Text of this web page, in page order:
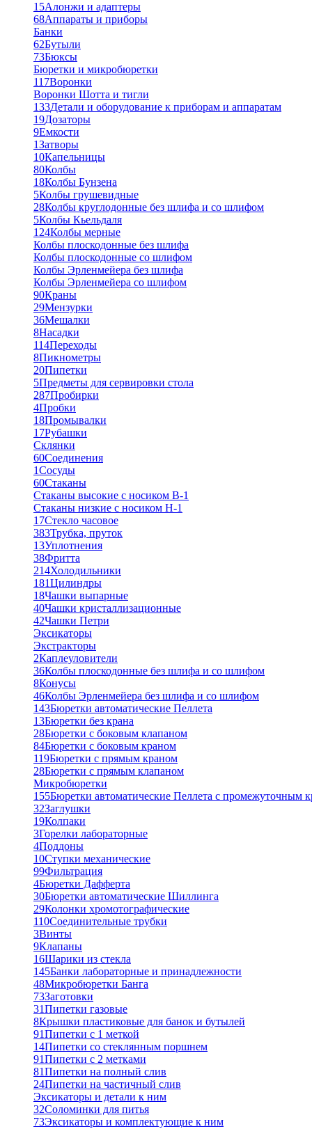
15Алонжи и адаптеры
68Аппараты и приборы
Банки
62Бутыли
73Бюксы
Бюретки и микробюретки
117Воронки
Воронки Шотта и тигли
133Детали и оборудование к приборам и аппаратам
19Дозаторы
9Емкости
1Затворы
10Капельницы
80Колбы
18Колбы Бунзена
5Колбы грушевидные
28Колбы круглодонные без шлифа и со шлифом
5Колбы Кьельдаля
124Колбы мерные
Колбы плоскодонные без шлифа
Колбы плоскодонные со шлифом
Колбы Эрленмейера без шлифа
Колбы Эрленмейера со шлифом
90Краны
29Мензурки
36Мешалки
8Насадки
114Переходы
8Пикнометры
20Пипетки
5Предметы для сервировки стола
287Пробирки
4Пробки
18Промывалки
17Рубашки
Склянки
60Соединения
1Сосуды
60Стаканы
Стаканы высокие с носиком В-1
Стаканы низкие с носиком Н-1
17Стекло часовое
383Трубка, пруток
13Уплотнения
38Фритта
214Холодильники
181Цилиндры
18Чашки выпарные
40Чашки кристаллизационные
42Чашки Петри
Эксикаторы
Экстракторы
2Каплеуловители
36Колбы плоскодонные без шлифа и со шлифом
8Конусы
46Колбы Эрленмейера без шлифа и со шлифом
143Бюретки автоматические Пеллета
13Бюретки без крана
28Бюретки с боковым клапаном
84Бюретки с боковым краном
119Бюретки с прямым краном
28Бюретки с прямым клапаном
Микробюретки
155Бюретки автоматические Пеллета с промежуточным
32Заглушки
19Колпаки
3Горелки лабораторные
4Поддоны
10Ступки механические
99Фильтрация
4Бюретки Дафферта
30Бюретки автоматические Шиллинга
29Колонки хромотографические
110Соединительные трубки
3Винты
9Клапаны
16Шарики из стекла
145Банки лабораторные и принадлежности
48Микробюретки Банга
73Заготовки
31Пипетки газовые
8Крышки пластиковые для банок и бутылей
91Пипетки с 1 меткой
14Пипетки со стеклянным поршнем
91Пипетки с 2 метками
81Пипетки на полный слив
24Пипетки на частичный слив
Эксикаторы и детали к ним
32Соломинки для питья
73Эксикаторы и комплектующие к ним